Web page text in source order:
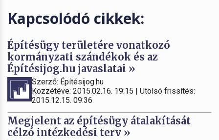
Kapcsolódó cikkek:
Építésügy területére vonatkozó
kormányzati szándékok és az
Építésijog.hu javaslatai »
Szerző: Építésijog.hu
Közzétéve: 2015.02.16. 19:15 | Utolsó frissítés:
2015.12.15. 09:36
Megjelent az építésügy átalakítását
célzó intézkedési terv »